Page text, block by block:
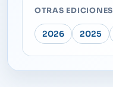
OTRAS EDICIONES
2026 2025